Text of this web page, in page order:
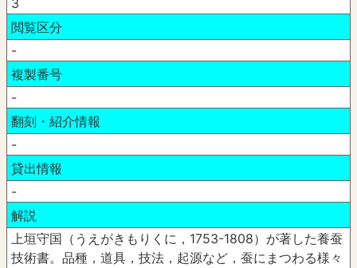
3
閲覧区分
-
複製番号
-
翻刻・紹介情報
-
貸出情報
-
解説
上垣守国（うえがきもりくに，1753-1808）が著した養蚕
技術書。品種，道具，技法，起源など，蚕にまつわる様々